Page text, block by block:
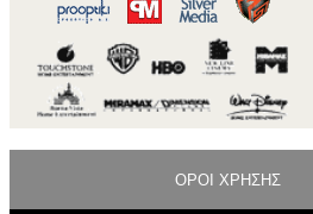
ΟΡΟΙ ΧΡΗΣΗΣ